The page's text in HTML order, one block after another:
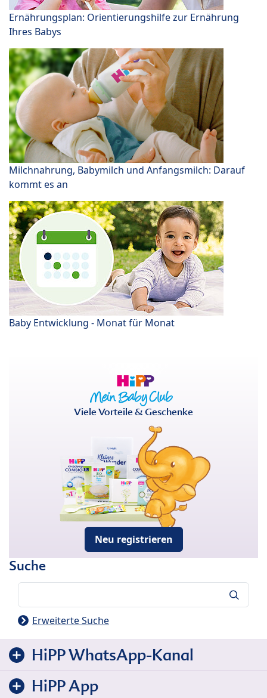
Ernährungsplan: Orientierungshilfe zur Ernährung
Ihres Babys
Milchnahrung, Babymilch und Anfangsmilch: Darauf
kommt es an
Baby Entwicklung - Monat für Monat
Viele Vorteile & Geschenke
Neu registrieren
Suche
Erweiterte Suche
HiPP WhatsApp-Kanal
HiPP App